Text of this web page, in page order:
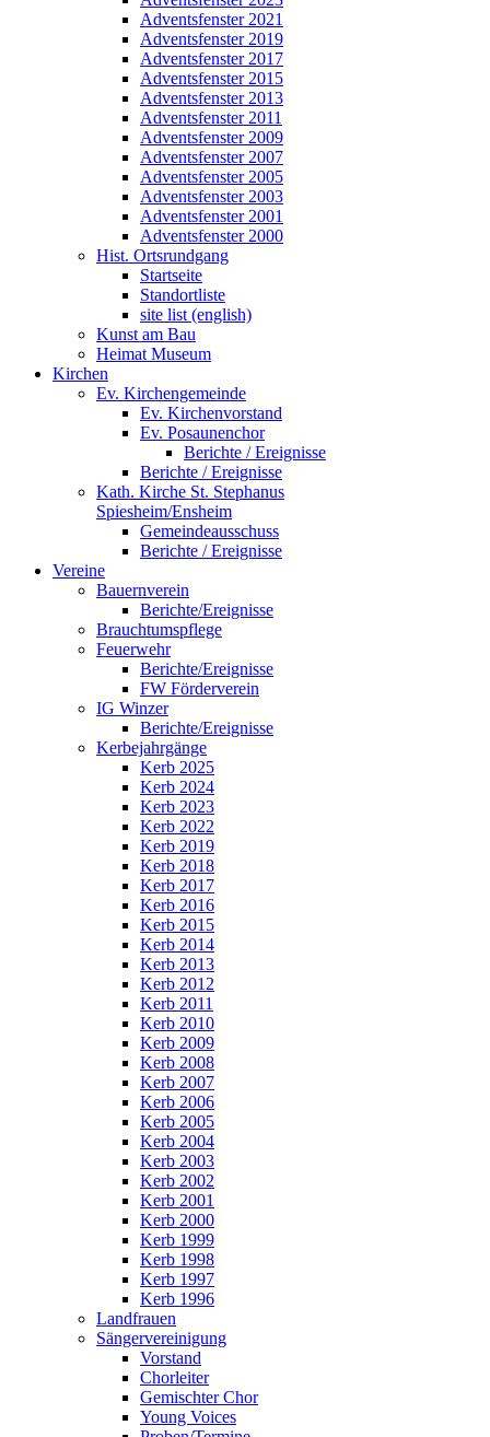
Adventsfenster 2021
Adventsfenster 2019
Adventsfenster 2017
Adventsfenster 2015
Adventsfenster 2013
Adventsfenster 2011
Adventsfenster 2009
Adventsfenster 2007
Adventsfenster 2005
Adventsfenster 2003
Adventsfenster 2001
Adventsfenster 2000
Hist. Ortsrundgang
Startseite
Standortliste
site list (english)
Kunst am Bau
Heimat Museum
Kirchen
Ev. Kirchengemeinde
Ev. Kirchenvorstand
Ev. Posaunenchor
Berichte / Ereignisse
Berichte / Ereignisse
Kath. Kirche St. Stephanus
Spiesheim/Ensheim
Gemeindeausschuss
Berichte / Ereignisse
Vereine
Bauernverein
Berichte/Ereignisse
Brauchtumspflege
Feuerwehr
Berichte/Ereignisse
FW Förderverein
IG Winzer
Berichte/Ereignisse
Kerbejahrgänge
Kerb 2025
Kerb 2024
Kerb 2023
Kerb 2022
Kerb 2019
Kerb 2018
Kerb 2017
Kerb 2016
Kerb 2015
Kerb 2014
Kerb 2013
Kerb 2012
Kerb 2011
Kerb 2010
Kerb 2009
Kerb 2008
Kerb 2007
Kerb 2006
Kerb 2005
Kerb 2004
Kerb 2003
Kerb 2002
Kerb 2001
Kerb 2000
Kerb 1999
Kerb 1998
Kerb 1997
Kerb 1996
Landfrauen
Sängervereinigung
Vorstand
Chorleiter
Gemischter Chor
Young Voices